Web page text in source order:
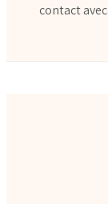
contact